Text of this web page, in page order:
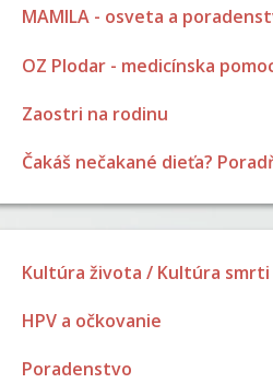
Zaostri na rodinu
Kultúra života / Kultúra smrti
HPV a očkovanie
Poradenstvo